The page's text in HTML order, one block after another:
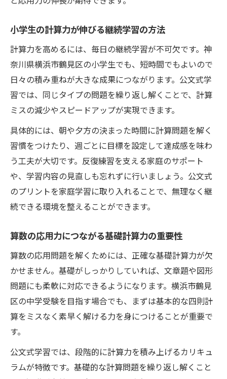
小学生の計算力が伸びる継続学習の方法
計算力を高めるには、毎日の継続学習が不可欠です。神
奈川県横浜市鶴見区の小学生でも、短時間でもよいので
日々の積み重ねが大きな成果につながります。公文式学
習では、同じタイプの問題を繰り返し解くことで、計算
ミスの減少やスピードアップが実現できます。
具体的には、朝や夕方の決まった時間に計算問題を解く
習慣をつけたり、週ごとに目標を設定して達成感を味わ
う工夫が大切です。反復練習を支える家庭のサポート
や、学習内容の見直しも忘れずに行いましょう。公文式
のプリントを家庭学習に取り入れることで、無理なく継
続できる環境を整えることができます。
算数の応用力につながる基礎計算力の重要性
算数の応用問題を解くためには、正確な基礎計算力が欠
かせません。基礎がしっかりしていれば、文章題や図形
問題にも柔軟に対応できるようになります。横浜市鶴見
区の中学受験を目指す場合でも、まずは基本的な四則計
算をミスなく素早く解ける力を身につけることが重要で
す。
公文式学習では、段階的に計算力を積み上げるカリキュ
ラムが特徴です。基礎的な計算問題を繰り返し解くこと